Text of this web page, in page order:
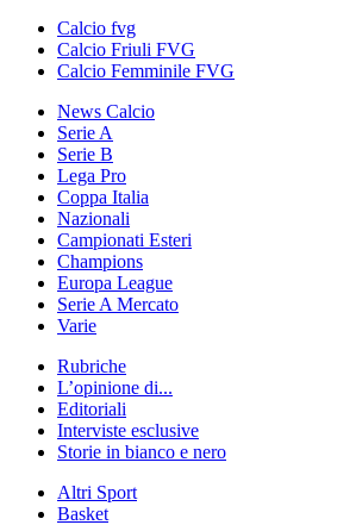
Calcio fvg
Calcio Friuli FVG
Calcio Femminile FVG
News Calcio
Serie A
Serie B
Lega Pro
Coppa Italia
Nazionali
Campionati Esteri
Champions
Europa League
Serie A Mercato
Varie
Rubriche
L’opinione di...
Editoriali
Interviste esclusive
Storie in bianco e nero
Altri Sport
Basket